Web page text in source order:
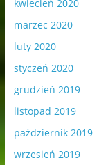
kwiecień 2020
marzec 2020
luty 2020
styczeń 2020
grudzień 2019
listopad 2019
październik 2019
wrzesień 2019